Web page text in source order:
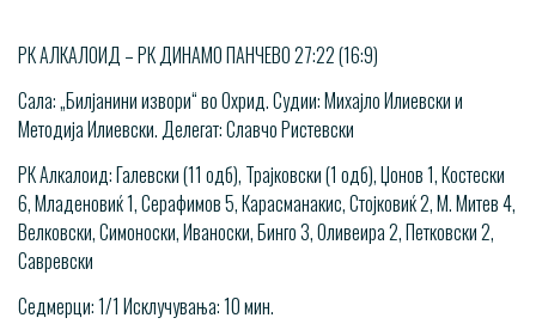
РК АЛКАЛОИД – РК ДИНАМО ПАНЧЕВО 27:22 (16:9)
Сала: „Билјанини извори“ во Охрид. Судии: Михајло Илиевски и
Методија Илиевски. Делегат: Славчо Ристевски
РК Алкалоид: Галевски (11 одб), Трајковски (1 одб), Џонов 1, Костески
6, Младеновиќ 1, Серафимов 5, Карасманакис, Стојковиќ 2, М. Митев 4,
Велковски, Симоноски, Иваноски, Бинго 3, Оливеира 2, Петковски 2,
Савревски
Седмерци: 1/1 Исклучувања: 10 мин.